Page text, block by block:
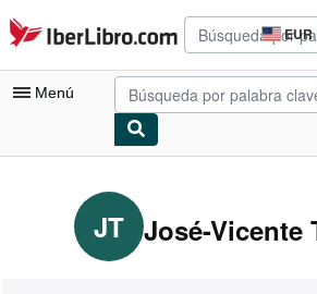
Pasar al contenido principal
IberLibro.com EUR
de
del
Menú
Consultar mis pedidos
Búsqueda avanzada
JT José-Vicente